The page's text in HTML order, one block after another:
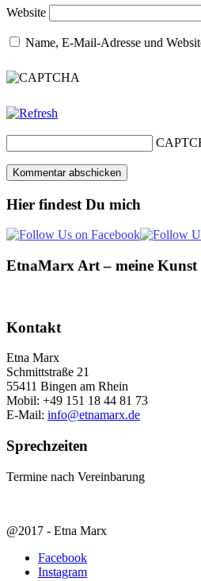
Website
Name, E-Mail-Adresse und
Hier findest Du mich
EtnaMarx Art – meine Kunst
Kontakt
Etna Marx
Schmittstraße 21
55411 Bingen am Rhein
Mobil: +49 151 18 44 81 73
E-Mail: info@etnamarx.de
Sprechzeiten
Termine nach Vereinbarung
@2017 - Etna Marx
Facebook
Instagram